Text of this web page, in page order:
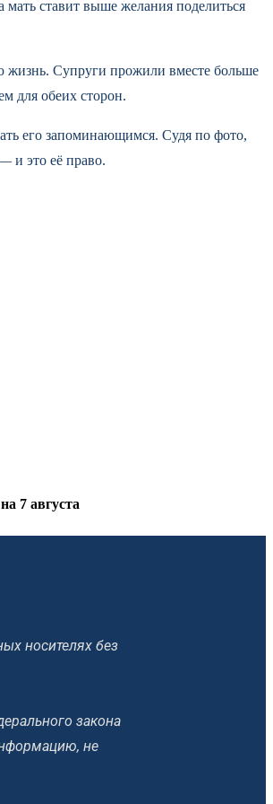
ставит выше желания поделиться
жизнь. Супруги прожили вместе больше
для обеих сторон.
его запоминающимся. Судя по фото,
и это её право.
7 августа
носителях без
закона
не